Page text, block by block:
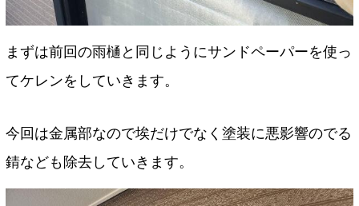
まずは前回の雨樋と同じようにサンドペーパーを使っ
てケレンをしていきます。
今回は金属部なので埃だけでなく塗装に悪影響のでる
錆なども除去していきます。